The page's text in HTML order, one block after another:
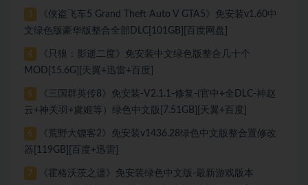
3
《侠盗飞车5 Grand Theft Auto V GTA5》免安装v1.60中
文绿色版豪华版整合全部DLC[101GB][百度网盘]
4
《只狼：影逝二度》免安装中文绿色版整合几十个
MOD[15.6G][天翼+迅雷+百度]
5
《三国群英传8》免安装-V2.1.1-修复-(官中+全DLC-神赵
云+神关羽+虞姬等）绿色中文版[7.51GB][天翼+百度]
6
《荒野大镖客2》免安装v1436.28绿色中文版整合置修改
器[119GB][百度+迅雷]
7
《霍格沃茨之遗》免安装绿色中文版-最新游戏版本